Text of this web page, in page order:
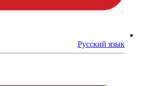
Русский язык